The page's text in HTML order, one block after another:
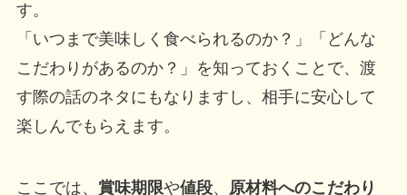
す。
「いつまで美味しく食べられるのか？」「どんな
こだわりがあるのか？」を知っておくことで、渡
す際の話のネタにもなりますし、相手に安心して
楽しんでもらえます。
ここでは、 賞味期限や値段、 原材料へのこだわり